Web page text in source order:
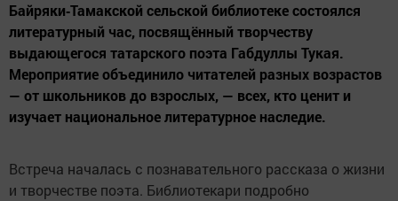
Байряки‑Тамакской сельской библиотеке состоялся
литературный час, посвящённый творчеству
выдающегося татарского поэта Габдуллы Тукая.
Мероприятие объединило читателей разных возрастов
— от школьников до взрослых, — всех, кто ценит и
изучает национальное литературное наследие.
Встреча началась с познавательного рассказа о жизни
и творчестве поэта. Библиотекари подробно